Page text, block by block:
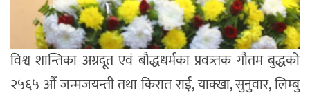
विश्व शान्तिका अग्रदूत एवं बौद्धधर्मका प्रवत्र्तक गौतम बुद्धको
२५६५ औँ जन्मजयन्ती तथा किरात राई, याक्खा, सुनुवार, लिम्बु